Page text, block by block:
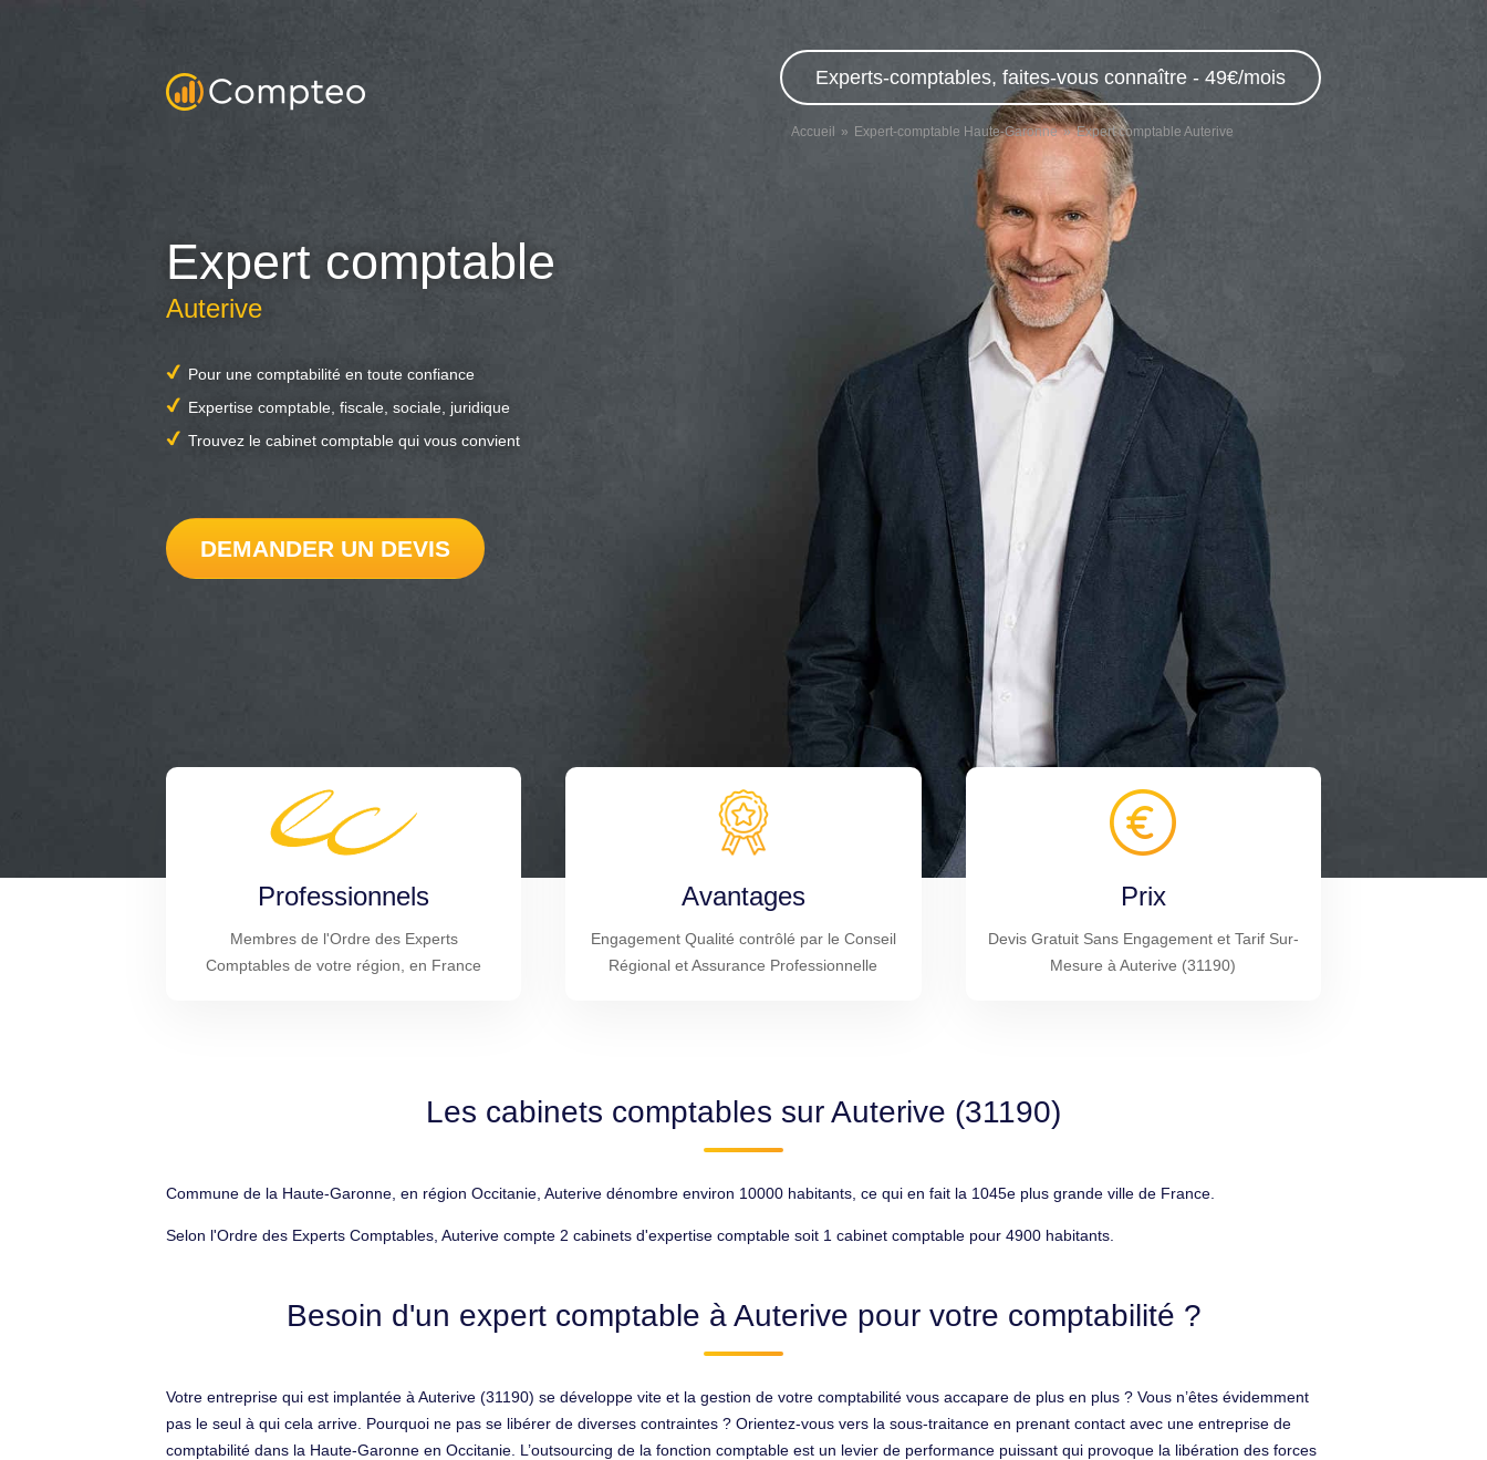
Experts-comptables, faites-vous connaître - 49€/mois
Accueil Expert-comptable Haute-Garonne Expert comptable Auterive
Expert comptable
Auterive
Pour une comptabilité en toute confiance
Expertise comptable, fiscale, sociale, juridique
Trouvez le cabinet comptable qui vous convient
DEMANDER UN DEVIS
Professionnels
Membres de l'Ordre des Experts
Comptables de votre région, en France
Avantages
Engagement Qualité contrôlé par le Conseil
Régional et Assurance Professionnelle
Prix
Devis Gratuit Sans Engagement et Tarif Sur-
Mesure à Auterive (31190)
Les cabinets comptables sur Auterive (31190)
Commune de la Haute-Garonne, en région Occitanie, Auterive dénombre environ 10000 habitants, ce qui en fait la 1045e plus grande ville de France.
Selon l'Ordre des Experts Comptables, Auterive compte 2 cabinets d'expertise comptable soit 1 cabinet comptable pour 4900 habitants.
Besoin d'un expert comptable à Auterive pour votre comptabilité ?
Votre entreprise qui est implantée à Auterive (31190) se développe vite et la gestion de votre comptabilité vous accapare de plus en plus ? Vous n’êtes évidemment
pas le seul à qui cela arrive. Pourquoi ne pas se libérer de diverses contraintes ? Orientez-vous vers la sous-traitance en prenant contact avec une entreprise de
comptabilité dans la Haute-Garonne en Occitanie. L’outsourcing de la fonction comptable est un levier de performance puissant qui provoque la libération des forces